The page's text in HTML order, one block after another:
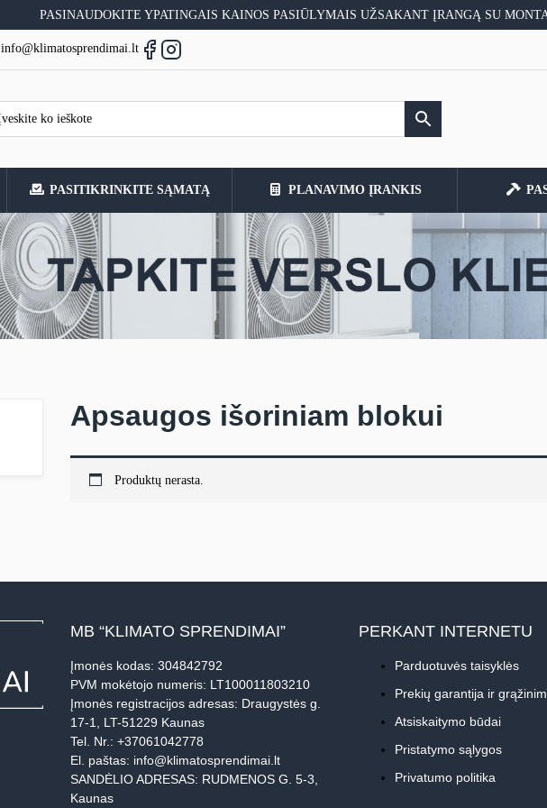
PASINAUDOKITE YPATINGAIS KAINOS PASIŪLYMAIS UŽSAKANT ĮRANGĄ SU
info@klimatosprendimai.lt
PASITIKRINKITE SĄMATĄ PLANAVIMO ĮRANKIS
Apsaugos išoriniam blokui
Produktų nerasta.
MB “KLIMATO SPRENDIMAI”
Įmonės kodas: 304842792
PVM mokėtojo numeris: LT100011803210
Įmonės registracijos adresas: Draugystės g.
17-1, LT-51229 Kaunas
Tel. Nr.: +37061042778
El. paštas: info@klimatosprendimai.lt
SANDĖLIO ADRESAS: RUDMENOS G. 5-3,
Kaunas
PERKANT INTERNETU
Parduotuvės taisyklės
Prekių garantija ir
Atsiskaitymo būdai
Pristatymo sąlygos
Privatumo politika